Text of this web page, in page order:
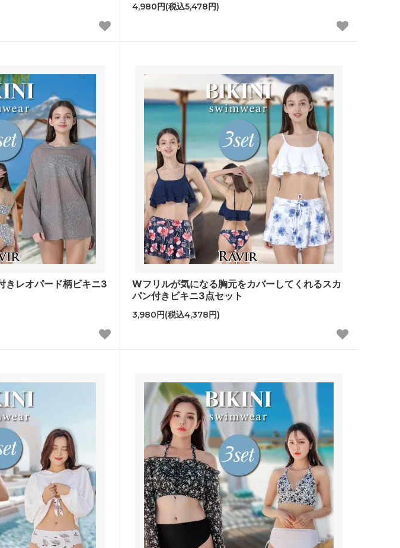
4,980円(税込5,478円)
きレオパード柄ビキニ3
Wフリルが気になる胸元をカバーしてくれるスカ
パン付きビキニ3点セット
3,980円(税込4,378円)